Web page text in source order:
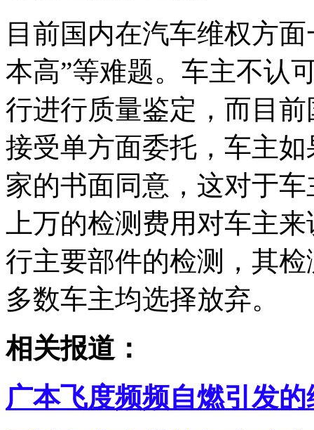
目前国内在汽车维权方
本高”等难题。车主不认
行进行质量鉴定，而目
接受单方面委托，车主
家的书面同意，这对于
上万的检测费用对车主
行主要部件的检测，其
多数车主均选择放弃。
相关报道：
广本飞度频频自燃引发